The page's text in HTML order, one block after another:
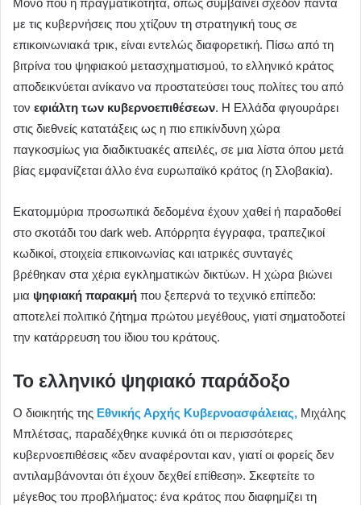
με τις κυβερνήσεις που χτίζουν τη στρατηγική τους σε
επικοινωνιακά τρικ, είναι εντελώς διαφορετική. Πίσω από τη
βιτρίνα του ψηφιακού μετασχηματισμού, το ελληνικό κράτος
αποδεικνύεται ανίκανο να προστατεύσει τους πολίτες του από
τον εφιάλτη των κυβερνοεπιθέσεων. Η Ελλάδα φιγουράρει
στις διεθνείς κατατάξεις ως η πιο επικίνδυνη χώρα
παγκοσμίως για διαδικτυακές απειλές, σε μια λίστα όπου μετά
βίας εμφανίζεται άλλο ένα ευρωπαϊκό κράτος (η Σλοβακία).
Εκατομμύρια προσωπικά δεδομένα έχουν χαθεί ή παραδοθεί
στο σκοτάδι του dark web. Απόρρητα έγγραφα, τραπεζικοί
κωδικοί, στοιχεία επικοινωνίας και ιατρικές συνταγές
βρέθηκαν στα χέρια εγκληματικών δικτύων. Η χώρα βιώνει
μια ψηφιακή παρακμή που ξεπερνά το τεχνικό επίπεδο:
αποτελεί πολιτικό ζήτημα πρώτου μεγέθους, γιατί σηματοδοτεί
την κατάρρευση του ίδιου του κράτους.
Το ελληνικό ψηφιακό παράδοξο
Ο διοικητής της Εθνικής Αρχής Κυβερνοασφάλειας, Μιχάλης
Μπλέτσας, παραδέχθηκε κυνικά ότι οι περισσότερες
κυβερνοεπιθέσεις «δεν αναφέρονται καν, γιατί οι φορείς δεν
αντιλαμβάνονται ότι έχουν δεχθεί επίθεση». Σκεφτείτε το
μέγεθος του προβλήματος: ένα κράτος που διαφημίζει τη